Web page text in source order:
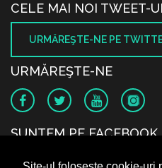
CELE MAI NOI TWEET-
URMĂREŞTE-NE PE
URMĂREŞTE-NE
SUNTEM PE FACEBOOK